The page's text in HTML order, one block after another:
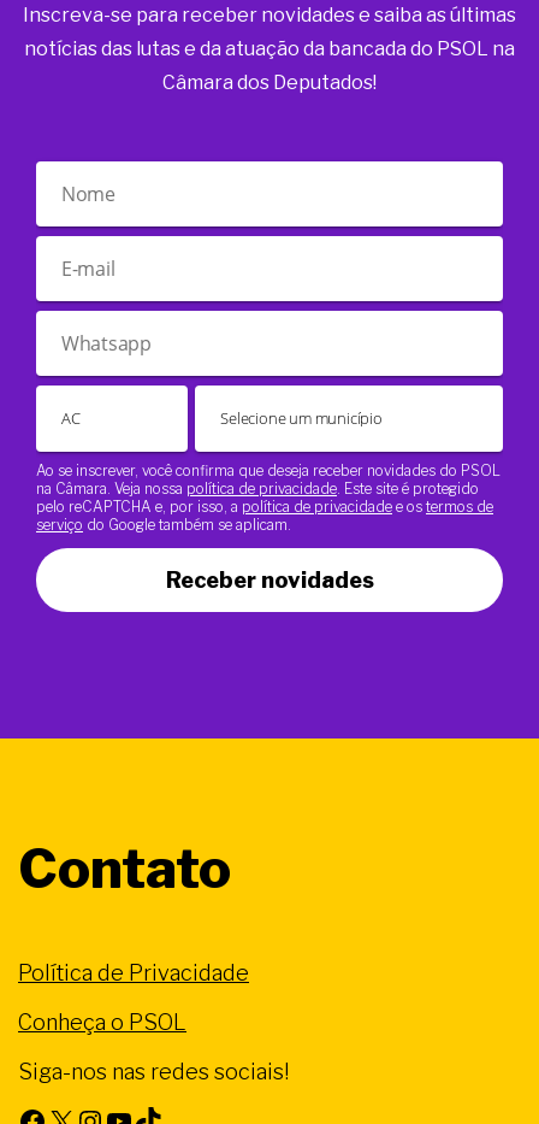
Inscreva-se para receber novidades e saiba as últimas
notícias das lutas e da atuação da bancada do PSOL na
Câmara dos Deputados!
Ao se inscrever, você confirma que deseja receber novidades do PSOL
na Câmara. Veja nossa política de privacidade . Este site é protegido
pelo reCAPTCHA e, por isso, a política de privacidade e os termos de
serviço do Google também se aplicam.
Receber novidades
Contato
Política de Privacidade
Conheça o PSOL
Siga-nos nas redes sociais!